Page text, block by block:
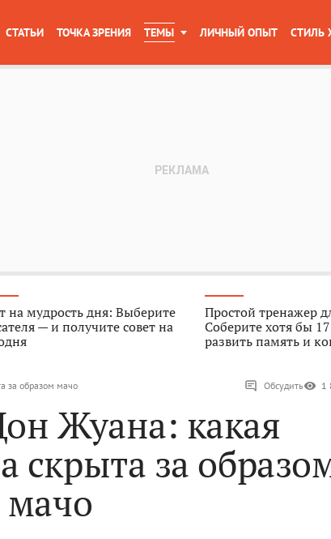
СТАТЬИ ТОЧКА ЗРЕНИЯ ТЕМЫ ЛИЧНЫЙ ОПЫТ СТИЛЬ
на мудрость дня: Выберите
— и получите совет на
Простой тренажер
Соберите хотя бы
развить память и
за образом мачо Обсудить 1
Жуана: какая
скрыта за
мачо